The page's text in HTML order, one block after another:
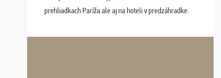
prehliadkach Paríža ale aj na hoteli v predzáhradke.
spomínať a zväžujeme repete budúci rok : ...